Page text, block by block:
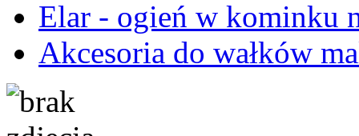
Elar - ogień w kominku
Akcesoria do wałków